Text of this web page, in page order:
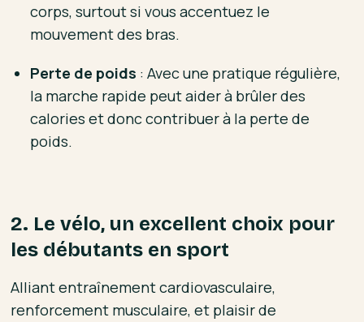
corps, surtout si vous accentuez le
mouvement des bras.
Perte de poids : Avec une pratique régulière,
la marche rapide peut aider à brûler des
calories et donc contribuer à la perte de
poids.
2. Le vélo, un excellent choix pour
les débutants en sport
Alliant entraînement cardiovasculaire,
renforcement musculaire, et plaisir de